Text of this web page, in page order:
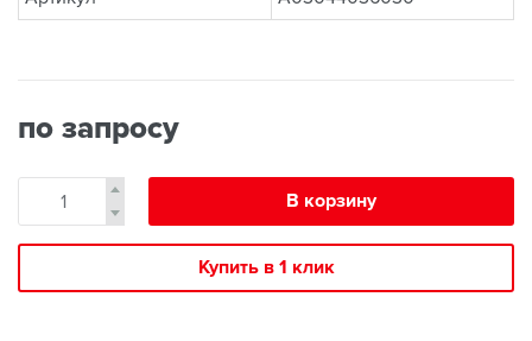
по запросу
В корзину
Купить в 1 клик